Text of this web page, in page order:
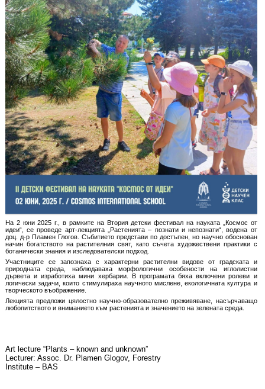
На 2 юни 2025 г., в рамките на Втория детски фестивал на науката „Космос от
идеи“, се проведе арт-лекцията „Растенията – познати и непознати“, водена от
доц. д-р Пламен Глогов. Събитието представи по достъпен, но научно обоснован
начин богатството на растителния свят, като съчета художествени практики с
ботанически знания и изследователски подход.
Участниците се запознаха с характерни растителни видове от градската и
природната среда, наблюдаваха морфологични особености на иглолистни
дървета и изработиха мини хербарии. В програмата бяха включени ролеви и
логически задачи, които стимулираха научното мислене, екологичната култура и
творческото въображение.
Лекцията предложи цялостно научно-образователно преживяване, насърчаващо
любопитството и вниманието към растенията и значението на зелената среда.
Art lecture “Plants – known and unknown”
Lecturer: Assoc. Dr. Plamen Glogov, Forestry
Institute – BAS